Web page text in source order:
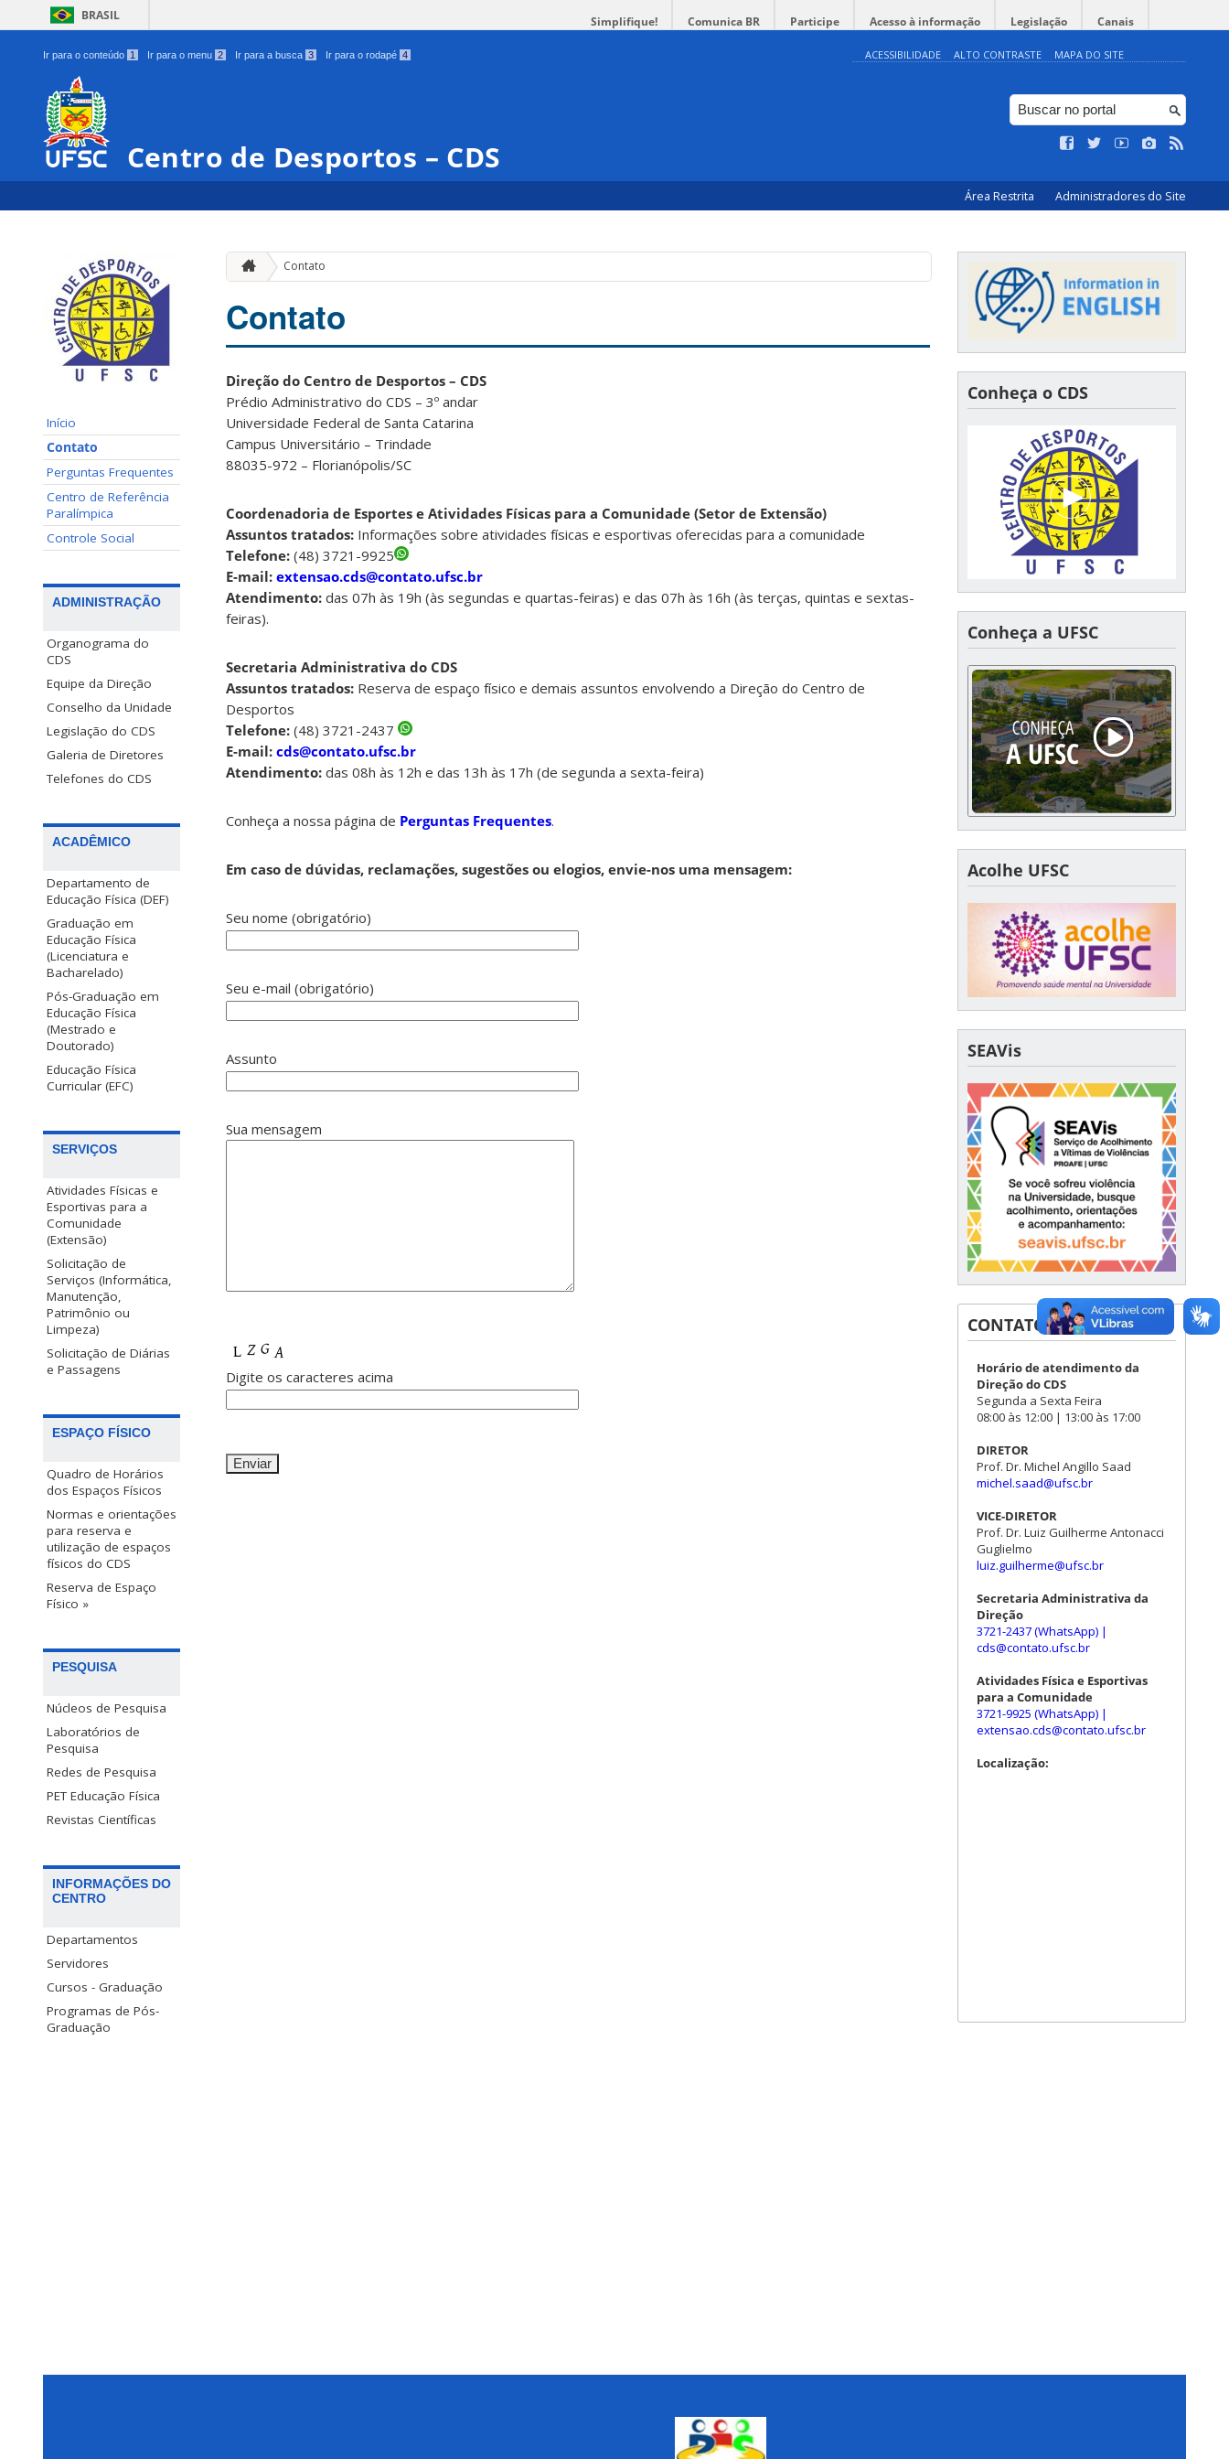
BRASIL Simplifique! Comunica BR Participe Acesso à informação Legislação Canais
Ir para o conteúdo 1 Ir para o menu 2 Ir para a busca 3 Ir para o rodapé 4 ACESSIBILIDADE ALTO CONTRASTE MAPA DO SITE
Centro de Desportos – CDS
Área Restrita Administradores do Site
Início
Contato
Perguntas Frequentes
Centro de Referência
Paralímpica
Controle Social
ADMINISTRAÇÃO
Organograma do
CDS
Equipe da Direção
Conselho da Unidade
Legislação do CDS
Galeria de Diretores
Telefones do CDS
ACADÊMICO
Departamento de
Educação Física (DEF)
Graduação em
Educação Física
(Licenciatura e
Bacharelado)
Pós-Graduação em
Educação Física
(Mestrado e
Doutorado)
Educação Física
Curricular (EFC)
SERVIÇOS
Atividades Físicas e
Esportivas para a
Comunidade
(Extensão)
Solicitação de
Serviços (Informática,
Manutenção,
Patrimônio ou
Limpeza)
Solicitação de Diárias
e Passagens
ESPAÇO FÍSICO
Quadro de Horários
dos Espaços Físicos
Normas e orientações
para reserva e
utilização de espaços
físicos do CDS
Reserva de Espaço
Físico »
PESQUISA
Núcleos de Pesquisa
Laboratórios de
Pesquisa
Redes de Pesquisa
PET Educação Física
Revistas Científicas
INFORMAÇÕES DO
CENTRO
Departamentos
Servidores
Cursos - Graduação
Programas de Pós-
Graduação
Contato
Contato
Direção do Centro de Desportos – CDS
Prédio Administrativo do CDS – 3º andar
Universidade Federal de Santa Catarina
Campus Universitário – Trindade
88035-972 – Florianópolis/SC
Coordenadoria de Esportes e Atividades Físicas para a Comunidade (Setor de Extensão)
Assuntos tratados: Informações sobre atividades físicas e esportivas oferecidas para a comunidade
Telefone: (48) 3721-9925
E-mail: extensao.cds@contato.ufsc.br
Atendimento: das 07h às 19h (às segundas e quartas-feiras) e das 07h às 16h (às terças, quintas e sextas-
feiras).
Secretaria Administrativa do CDS
Assuntos tratados: Reserva de espaço físico e demais assuntos envolvendo a Direção do Centro de
Desportos
Telefone: (48) 3721-2437
E-mail: cds@contato.ufsc.br
Atendimento: das 08h às 12h e das 13h às 17h (de segunda a sexta-feira)
Conheça a nossa página de Perguntas Frequentes.
Em caso de dúvidas, reclamações, sugestões ou elogios, envie-nos uma mensagem:
Seu nome (obrigatório)
Seu e-mail (obrigatório)
Assunto
Sua mensagem
Digite os caracteres acima
Conheça o CDS
Conheça a UFSC
Acolhe UFSC
SEAVis
CONTATOS
Horário de atendimento da
Direção do CDS
Segunda a Sexta Feira
08:00 às 12:00 | 13:00 às 17:00
DIRETOR
Prof. Dr. Michel Angillo Saad
michel.saad@ufsc.br
VICE-DIRETOR
Prof. Dr. Luiz Guilherme Antonacci
Guglielmo
luiz.guilherme@ufsc.br
Secretaria Administrativa da
Direção
3721-2437 (WhatsApp) |
cds@contato.ufsc.br
Atividades Física e Esportivas
para a Comunidade
3721-9925 (WhatsApp) |
extensao.cds@contato.ufsc.br
Localização: